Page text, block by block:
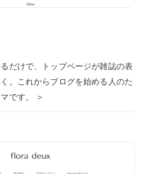
だけで、トップページが雑誌の表
。これからブログを始める人のた
です。 ＞